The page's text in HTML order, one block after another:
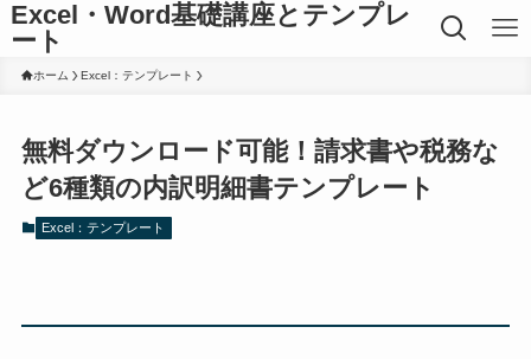
Excel・Word基礎講座とテンプレ
ート
ホーム Excel：テンプレート
無料ダウンロード可能！請求書や税務な
ど6種類の内訳明細書テンプレート
Excel：テンプレート